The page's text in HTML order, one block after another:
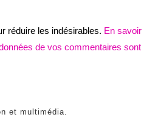
réduire les indésirables. En savoir
de vos commentaires sont
et multimédia.